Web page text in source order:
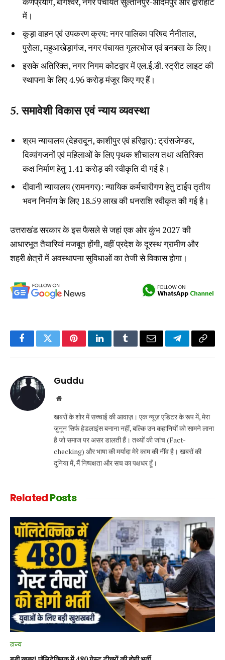
में।
कूड़ा वाहन एवं उपकरण क्रय: नगर पालिका परिषद नैनीताल,
पुरोला, महुआखेड़ागंज, नगर पंचायत गूलरभोज एवं बनबसा के लिए।
इसके अतिरिक्त, नगर निगम कोटद्वार में एल.ई.डी. स्ट्रीट लाइट की
स्थापना के लिए ₹4.96 करोड़ मंजूर किए गए हैं।
5. समावेशी विकास एवं न्याय व्यवस्था
श्रम न्यायालय (देहरादून, काशीपुर एवं हरिद्वार): ट्रांसजेण्डर,
दिव्यांगजनों एवं महिलाओं के लिए पृथक शौचालय तथा अतिरिक्त
कक्ष निर्माण हेतु ₹1.41 करोड़ की स्वीकृति दी गई है।
दीवानी न्यायालय (रामनगर): न्यायिक कर्मचारीगण हेतु टाईप तृतीय
भवन निर्माण के लिए ₹18.59 लाख की धनराशि स्वीकृत की गई है।
उत्तराखंड सरकार के इस फैसले से जहां एक ओर कुंभ 2027 की
आधारभूत तैयारियां मजबूत होंगी, वहीं प्रदेश के दूरस्थ ग्रामीण और
शहरी क्षेत्रों में अवस्थापना सुविधाओं का तेजी से विकास होगा।
FacebookTwitterPinterestLinkedInTumblrEmail TelegramCopy
Guddu
Website
खबरों के शोर में सच्चाई की आवाज़। एक न्यूज़ एडिटर के रूप में, मेरा
जुनून सिर्फ हेडलाइंस बनाना नहीं, बल्कि उन कहानियों को सामने लाना
है जो समाज पर असर डालती हैं। तथ्यों की जांच (Fact-
checking) और भाषा की मर्यादा मेरे काम की नींव है। खबरों की
दुनिया में, मैं निष्पक्षता और सच का पक्षधर हूँ।
RelatedPosts
राज्य